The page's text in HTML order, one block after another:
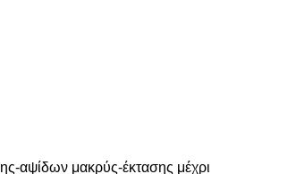
αψίδων μακρύς-έκτασης μέχρι